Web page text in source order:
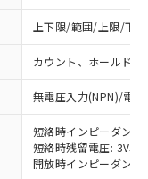
上下限/範囲/上限/下限
カウント、ホールド
無電圧入力(NPN)/電
短絡時インピーダン
短絡時残留電圧: 3V以
開放時インピーダン